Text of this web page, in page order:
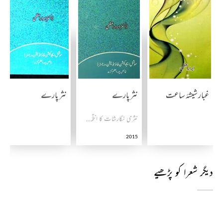
غبار شیشۂ ساعت نثر پارے
نثری نگارشات کا انتخاب
2015
نثر پارے
دیگر شعرا کو پڑھیے